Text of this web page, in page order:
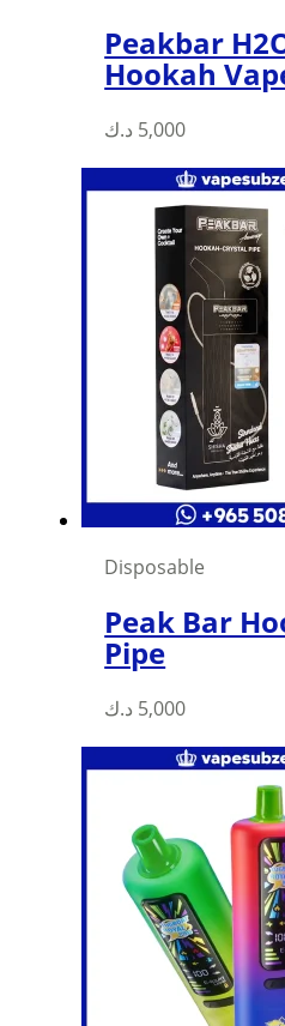
Peakbar
Hookah
5,000 د.ك
Disposable
Peak Bar
Pipe
5,000 د.ك